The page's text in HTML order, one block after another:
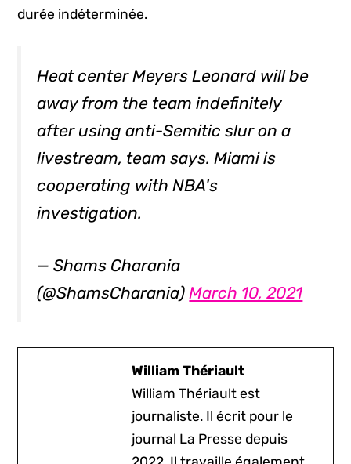
durée indéterminée.
Heat center Meyers Leonard will be
away from the team indefinitely
after using anti-Semitic slur on a
livestream, team says. Miami is
cooperating with NBA's
investigation.
— Shams Charania
(@ShamsCharania)March 10, 2021
William Thériault
William Thériault est
journaliste. Il écrit pour le
journal La Presse depuis